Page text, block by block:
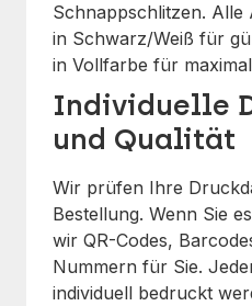
Schnappschlitzen.
in Schwarz/Weiß für
in Vollfarbe für
Individuelle
und Qualität
Wir prüfen Ihre
Bestellung. Wenn Sie
wir QR-Codes,
Nummern für Sie.
individuell bedruckt